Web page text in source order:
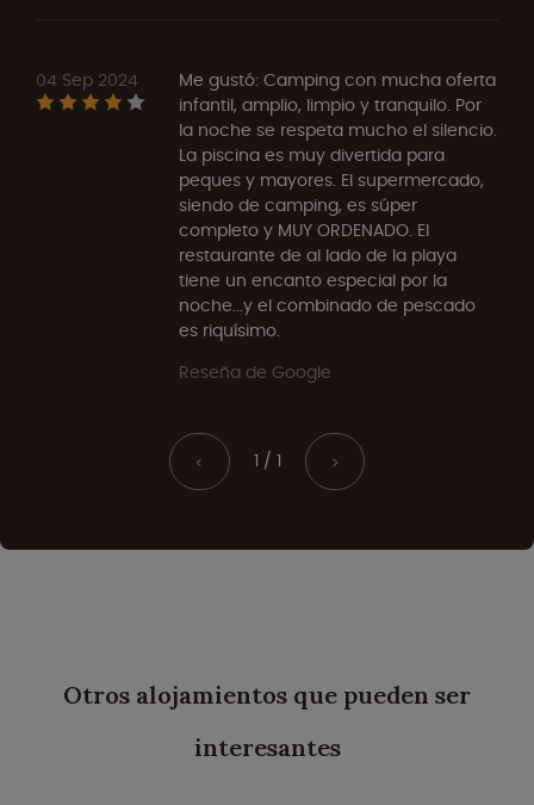
04 Sep 2024
Me gustó: Camping con mucha oferta
infantil, amplio, limpio y tranquilo. Por
la noche se respeta mucho el silencio.
La piscina es muy divertida para
peques y mayores. El supermercado,
siendo de camping, es súper
completo y MUY ORDENADO. El
restaurante de al lado de la playa
tiene un encanto especial por la
noche...y el combinado de pescado
es riquísimo.
Reseña de Google
< 1 / 1 >
Otros alojamientos que pueden ser
interesantes